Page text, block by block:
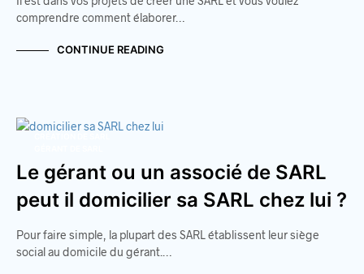
comprendre comment élaborer…
CONTINUE READING
Le gérant ou un associé de SARL
peut il domicilier sa SARL chez lui ?
Pour faire simple, la plupart des SARL établissent leur siège
social au domicile du gérant.…